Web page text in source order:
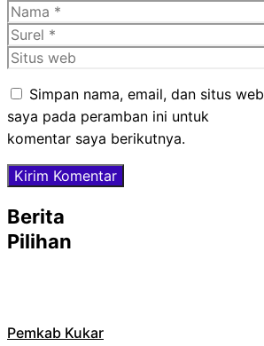
Nama
Surel
Situs
Simpan nama, email, dan situs web
saya pada peramban ini untuk
komentar saya berikutnya.
Berita
Pilihan
Pemkab Kukar